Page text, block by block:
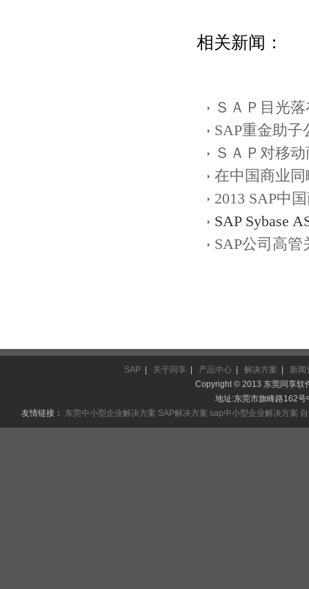
相关新闻：
ＳＡＰ目光
SAP重金助子
ＳＡＰ对移
在中国商业
2013 SAP中
SAP Sybase
SAP公司高
SAP 关于同享 产品中心 解决方案
新闻
Copyright © 2013 东莞同享软
地址:东莞市旗峰路162
友情链接： 东莞中小型企业解决方案 SAP解决方案 sap中小型企业解决方案